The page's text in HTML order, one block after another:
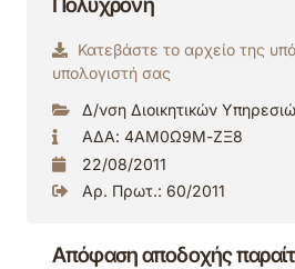
Πολυχρόνη
Κατεβάστε το αρχείο της
υπολογιστή σας
Δ/νση Διοικητικών
ΑΔΑ: 4ΑΜ0Ω9Μ-ΖΞ8
22/08/2011
Αρ. Πρωτ.: 60/2011
Απόφαση αποδοχής